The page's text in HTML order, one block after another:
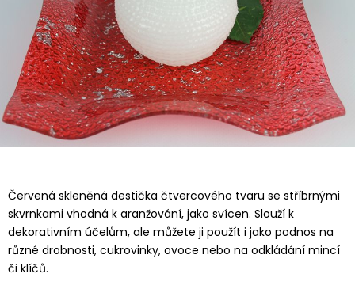
Červená skleněná destička čtvercového tvaru se stříbrnými
skvrnkami vhodná k aranžování, jako svícen. Slouží k
dekorativním účelům, ale můžete ji použít i jako podnos na
různé drobnosti, cukrovinky, ovoce nebo na odkládání mincí
či klíčů.